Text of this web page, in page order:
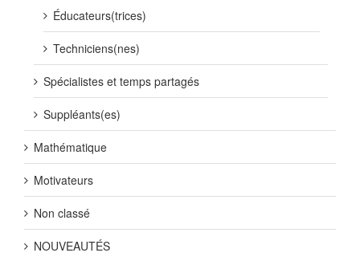
Éducateurs(trices)
Techniciens(nes)
Spécialistes et temps partagés
Suppléants(es)
Mathématique
Motivateurs
Non classé
NOUVEAUTÉS